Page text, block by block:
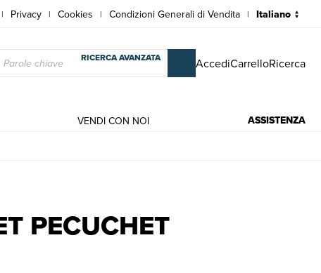
| Privacy | Cookies | Condizioni Generali di Vendita |
RICERCA AVANZATA AccediCarrelloRicerca
VENDI CON NOI ASSISTENZA
PECUCHET
Roger